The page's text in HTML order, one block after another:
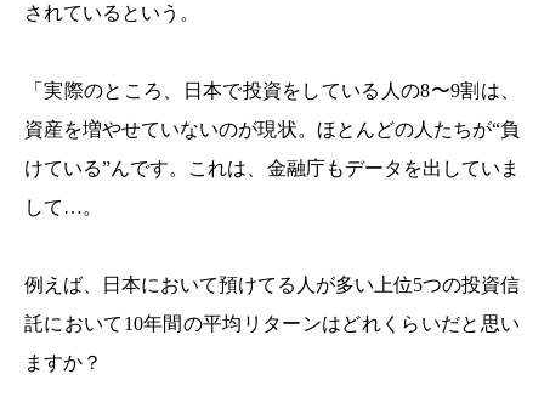
されているという。
「実際のところ、日本で投資をしている人の8〜9割は、
資産を増やせていないのが現状。ほとんどの人たちが“負
けている”んです。これは、金融庁もデータを出していま
して…。
例えば、日本において預けてる人が多い上位5つの投資信
託において10年間の平均リターンはどれくらいだと思い
ますか？